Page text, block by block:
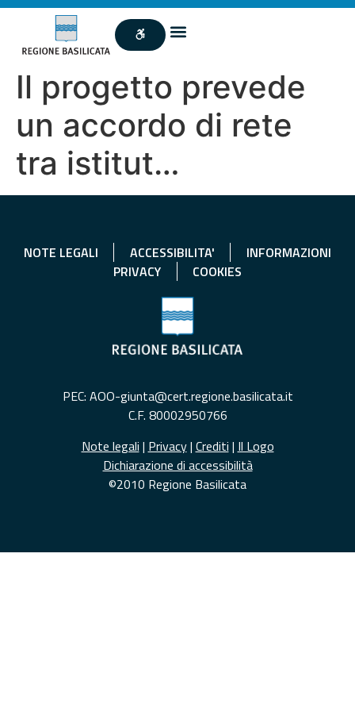
Il progetto prevede
un accordo di rete
tra istitut…
NOTE LEGALI ACCESSIBILITA'
INFORMAZIONI
PRIVACY
COOKIES
PEC: AOO-giunta@cert.regione.basilicata.it
C.F. 80002950766
Note legali | Privacy| Crediti | Il Logo
Dichiarazione di accessibilità
©2010 Regione Basilicata